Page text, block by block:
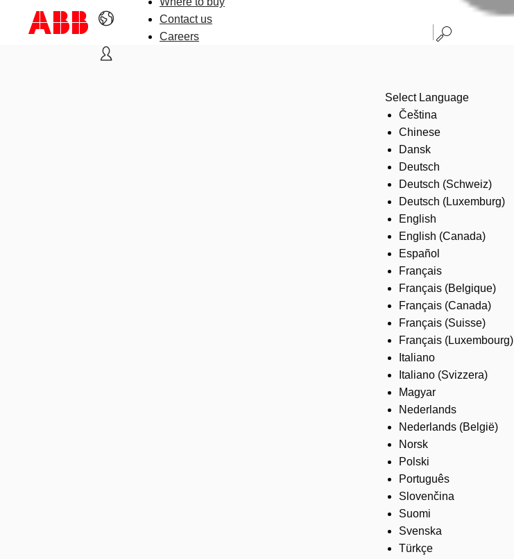
Contact us
Careers
Select Language
Čeština
Chinese
Dansk
Deutsch
Deutsch (Schweiz)
Deutsch (Luxemburg)
English
English (Canada)
Español
Français
Français (Belgique)
Français (Canada)
Français (Suisse)
Français (Luxembourg)
Italiano
Italiano (Svizzera)
Magyar
Nederlands
Nederlands (België)
Norsk
Polski
Português
Slovenčina
Suomi
Svenska
Türkçe